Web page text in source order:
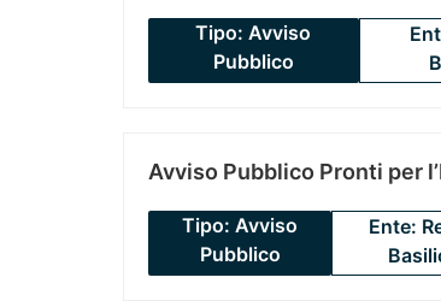
Tipo: Avviso
Pubblico
Avviso Pubblico Pronti per
Tipo: Avviso
Pubblico
Ente: